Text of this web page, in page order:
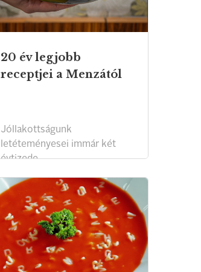
20 év legjobb
receptjei a Menzától
Jóllakottságunk
letéteményesei immár két
évtizede.